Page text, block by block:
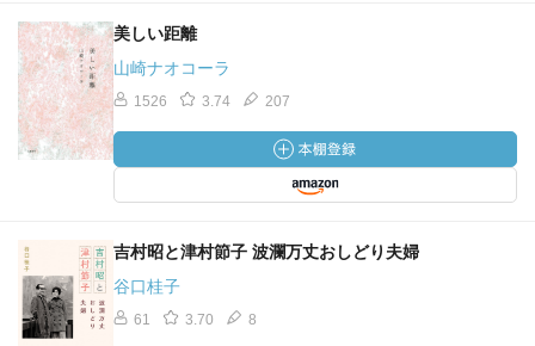
美しい距離
山崎ナオコーラ
1526 3.74 207
吉村昭と津村節子 波瀾万丈おしどり夫婦
谷口桂子
61 3.70 8